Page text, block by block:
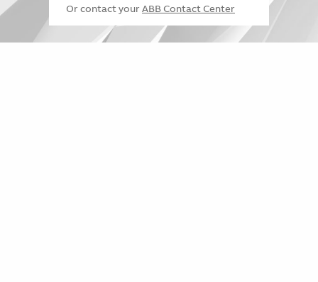
Or contact your ABB Contact Center